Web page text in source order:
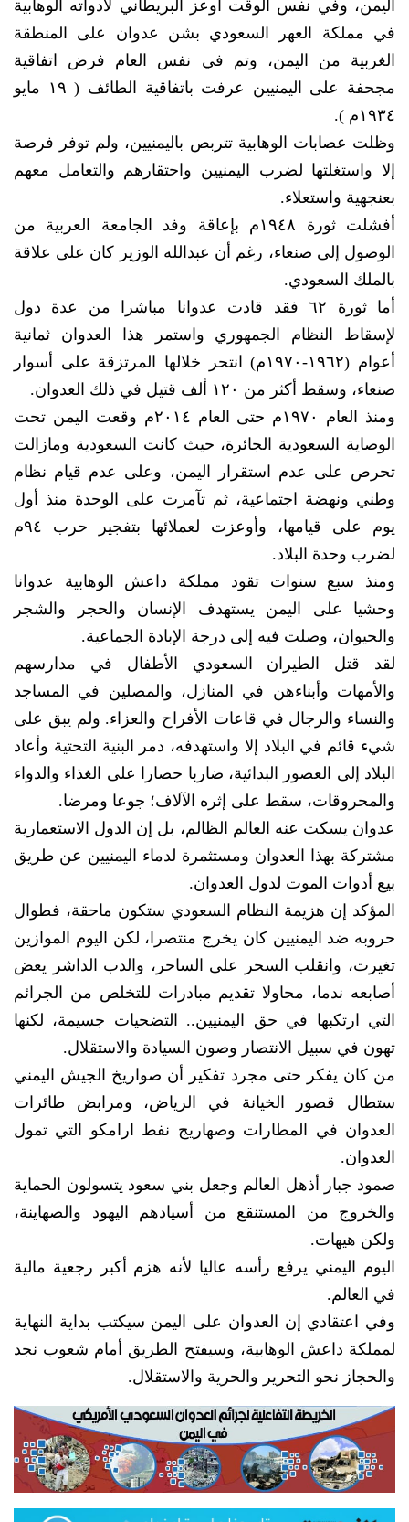
اليمن، وفي نفس الوقت أوعز البريطاني لأدواته الوهابية
في مملكة العهر السعودي بشن عدوان على المنطقة
الغربية من اليمن، وتم في نفس العام فرض اتفاقية
مجحفة على اليمنيين عرفت باتفاقية الطائف ( ١٩ مايو
١٩٣٤م ).
وظلت عصابات الوهابية تتربص باليمنيين، ولم توفر فرصة
إلا واستغلتها لضرب اليمنيين واحتقارهم والتعامل معهم
بعنجهية واستعلاء.
أفشلت ثورة ١٩٤٨م بإعاقة وفد الجامعة العربية من
الوصول إلى صنعاء، رغم أن عبدالله الوزير كان على علاقة
بالملك السعودي.
أما ثورة ٦٢ فقد قادت عدوانا مباشرا من عدة دول
لإسقاط النظام الجمهوري واستمر هذا العدوان ثمانية
أعوام (١٩٦٢-١٩٧٠م) انتحر خلالها المرتزقة على أسوار
صنعاء، وسقط أكثر من ١٢٠ ألف قتيل في ذلك العدوان.
ومنذ العام ١٩٧٠م حتى العام ٢٠١٤م وقعت اليمن تحت
الوصاية السعودية الجائرة، حيث كانت السعودية ومازالت
تحرص على عدم استقرار اليمن، وعلى عدم قيام نظام
وطني ونهضة اجتماعية، ثم تآمرت على الوحدة منذ أول
يوم على قيامها، وأوعزت لعملائها بتفجير حرب ٩٤م
لضرب وحدة البلاد.
ومنذ سبع سنوات تقود مملكة داعش الوهابية عدوانا
وحشيا على اليمن يستهدف الإنسان والحجر والشجر
والحيوان، وصلت فيه إلى درجة الإبادة الجماعية.
لقد قتل الطيران السعودي الأطفال في مدارسهم
والأمهات وأبناءهن في المنازل، والمصلين في المساجد
والنساء والرجال في قاعات الأفراح والعزاء. ولم يبق على
شيء قائم في البلاد إلا واستهدفه، دمر البنية التحتية وأعاد
البلاد إلى العصور البدائية، ضاربا حصارا على الغذاء والدواء
والمحروقات، سقط على إثره الآلاف؛ جوعا ومرضا.
عدوان يسكت عنه العالم الظالم، بل إن الدول الاستعمارية
مشتركة بهذا العدوان ومستثمرة لدماء اليمنيين عن طريق
بيع أدوات الموت لدول العدوان.
المؤكد إن هزيمة النظام السعودي ستكون ماحقة، فطوال
حروبه ضد اليمنيين كان يخرج منتصرا، لكن اليوم الموازين
تغيرت، وانقلب السحر على الساحر، والدب الداشر يعض
أصابعه ندما، محاولا تقديم مبادرات للتخلص من الجرائم
التي ارتكبها في حق اليمنيين.. التضحيات جسيمة، لكنها
تهون في سبيل الانتصار وصون السيادة والاستقلال.
من كان يفكر حتى مجرد تفكير أن صواريخ الجيش اليمني
ستطال قصور الخيانة في الرياض، ومرابض طائرات
العدوان في المطارات وصهاريج نفط ارامكو التي تمول
العدوان.
صمود جبار أذهل العالم وجعل بني سعود يتسولون الحماية
والخروج من المستنقع من أسيادهم اليهود والصهاينة،
ولكن هيهات.
اليوم اليمني يرفع رأسه عاليا لأنه هزم أكبر رجعية مالية
في العالم.
وفي اعتقادي إن العدوان على اليمن سيكتب بداية النهاية
لمملكة داعش الوهابية، وسيفتح الطريق أمام شعوب نجد
والحجاز نحو التحرير والحرية والاستقلال.